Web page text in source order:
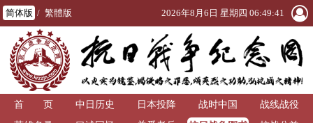
简体版 / 繁體版 2026年8月6日 星期四 06:49:41
首 页 中日历史 日本投降 战时中国
战线战役